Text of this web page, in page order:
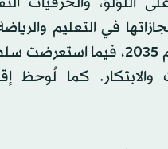
في التعليم
رؤيتها لعام 2035، فيما
والابتكار. كما لُوحظ